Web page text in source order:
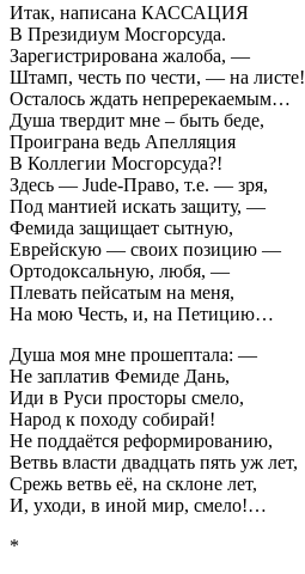
Итак, написана КАССАЦИЯ
В Президиум Мосгорсуда.
Зарегистрирована жалоба, —
Штамп, честь по чести, — на листе!
Осталось ждать непререкаемым…
Душа твердит мне – быть беде,
Проиграна ведь Апелляция
В Коллегии Мосгорсуда?!
Здесь — Jude-Право, т.е. — зря,
Под мантией искать защиту, —
Фемида защищает сытную,
Еврейскую — своих позицию —
Ортодоксальную, любя, —
Плевать пейсатым на меня,
На мою Честь, и, на Петицию…
Душа моя мне прошептала: —
Не заплатив Фемиде Дань,
Иди в Руси просторы смело,
Народ к походу собирай!
Не поддаётся реформированию,
Ветвь власти двадцать пять уж лет,
Срежь ветвь её, на склоне лет,
И, уходи, в иной мир, смело!…
*